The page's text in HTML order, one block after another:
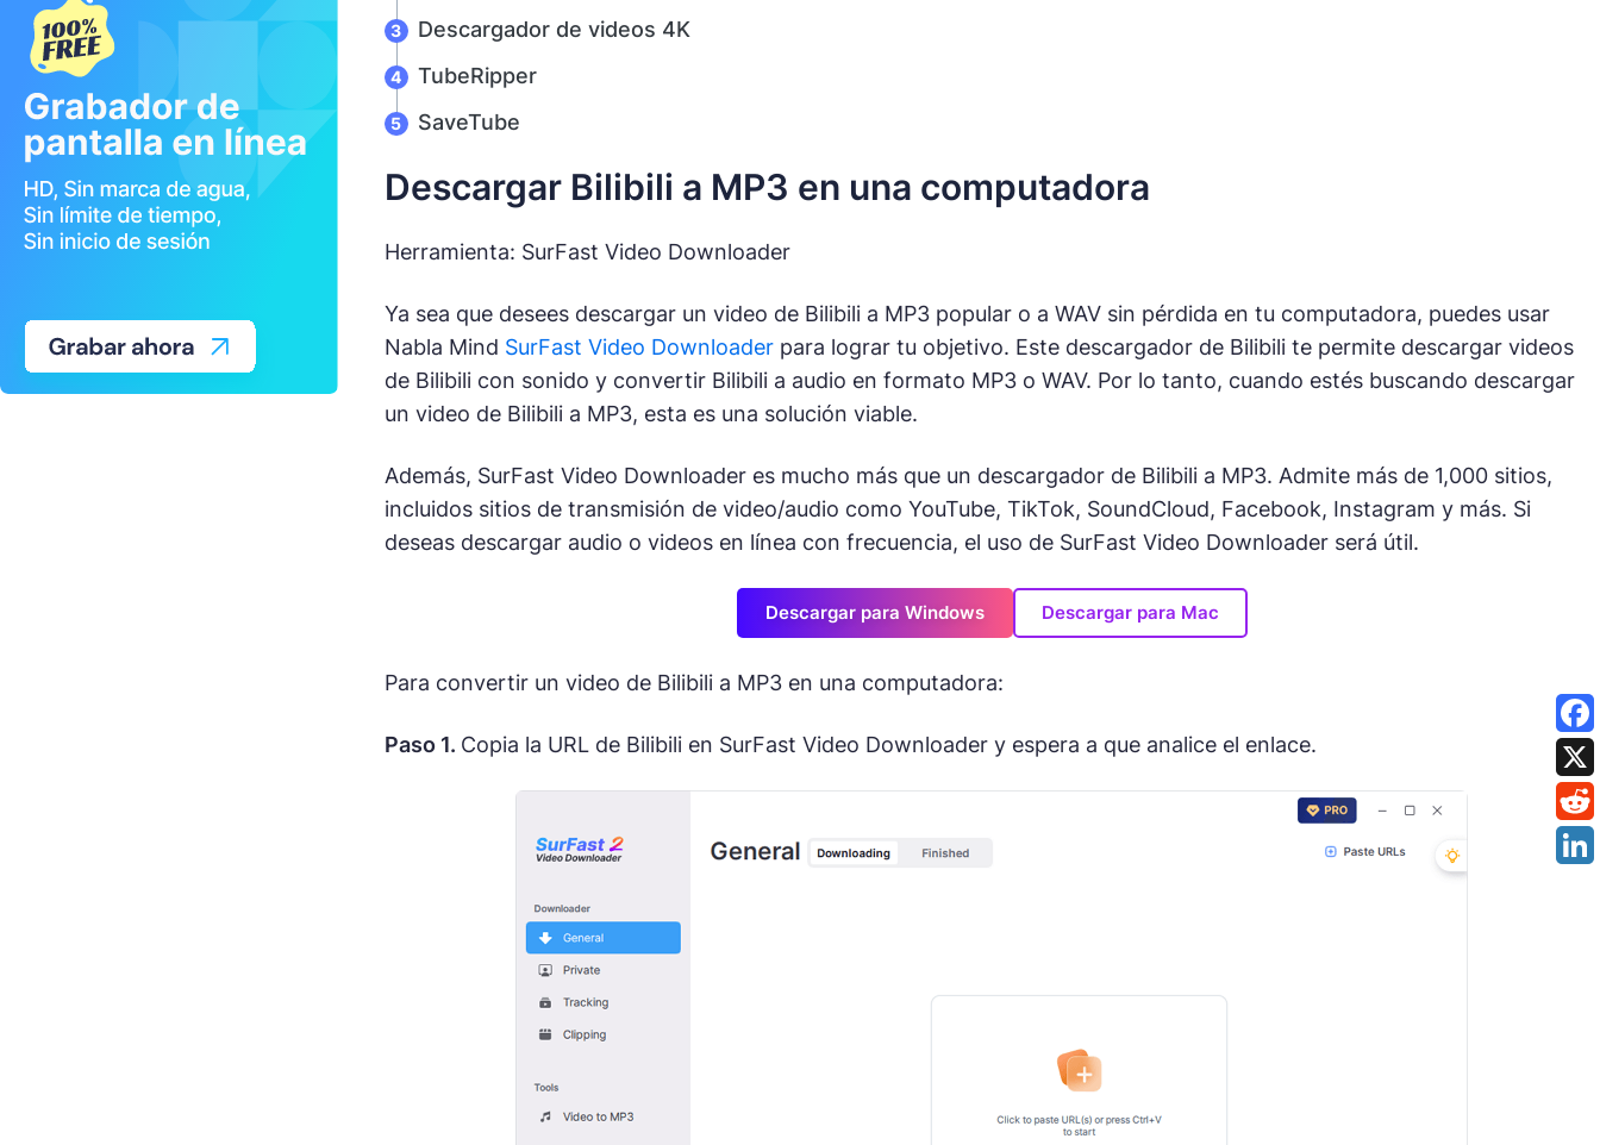
Descargador de videos 4K
TubeRipper
SaveTube
Descargar Bilibili a MP3 en una computadora
Herramienta: SurFast Video Downloader
Ya sea que desees descargar un video de Bilibili a MP3 popular o a WAV sin pérdida en tu computadora, puedes usar
Nabla Mind SurFast Video Downloaderpara lograr tu objetivo. Este descargador de Bilibili te permite descargar videos
de Bilibili con sonido y convertir Bilibili a audio en formato MP3 o WAV. Por lo tanto, cuando estés buscando descargar
un video de Bilibili a MP3, esta es una solución viable.
Además, SurFast Video Downloader es mucho más que un descargador de Bilibili a MP3. Admite más de 1,000 sitios,
incluidos sitios de transmisión de video/audio como YouTube, TikTok, SoundCloud, Facebook, Instagram y más. Si
deseas descargar audio o videos en línea con frecuencia, el uso de SurFast Video Downloader será útil.
Descargar para Windows Descargar para Mac
Para convertir un video de Bilibili a MP3 en una computadora:
Paso 1. Copia la URL de Bilibili en SurFast Video Downloader y espera a que analice el enlace.